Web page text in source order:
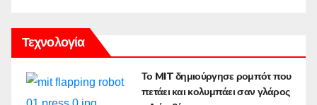
Τεχνολογία
Το MIT δημιούργησε ρομπότ που
πετάει και κολυμπάει σαν γλάρος